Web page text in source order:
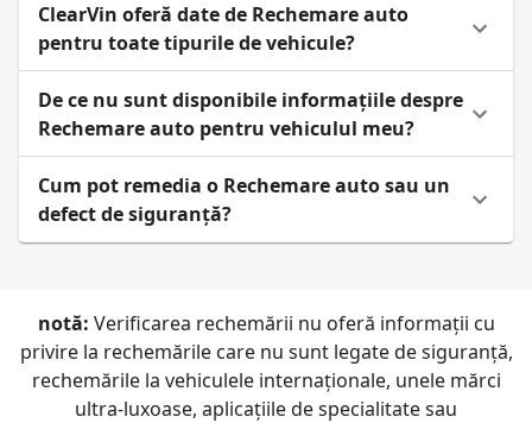
ClearVin oferă date de Rechemare auto
pentru toate tipurile de vehicule?
De ce nu sunt disponibile informațiile despre
Rechemare auto pentru vehiculul meu?
Cum pot remedia o Rechemare auto sau un
defect de siguranță?
notă: Verificarea rechemării nu oferă informații cu
privire la rechemările care nu sunt legate de siguranță,
rechemările la vehiculele internaționale, unele mărci
ultra-luxoase, aplicațiile de specialitate sau